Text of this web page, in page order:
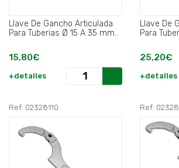
Llave De Gancho Articulada
Para Tuberias Ø 15 A 35 mm..
15,80€
+detalles
Llave De
Para
25,20€
+detalles
Ref: 02328110 Ref: